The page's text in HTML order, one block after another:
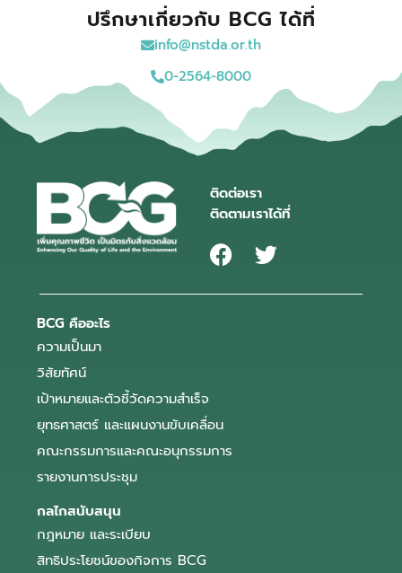
ปรึกษาเกี่ยวกับ BCG ได้ที่
info@nstda.or.th
0-2564-8000
ติดต่อเรา
ติดตามเราได้ที่
BCG คืออะไร
ความเป็นมา
วิสัยทัศน์
เป้าหมายและตัวชี้วัดความสำเร็จ
ยุทธศาสตร์ และแผนงานขับเคลื่อน
คณะกรรมการและคณะอนุกรรมการ
รายงานการประชุม
กลไกสนับสนุน
กฎหมาย และระเบียบ
สิทธิประโยชน์ของกิจการ BCG